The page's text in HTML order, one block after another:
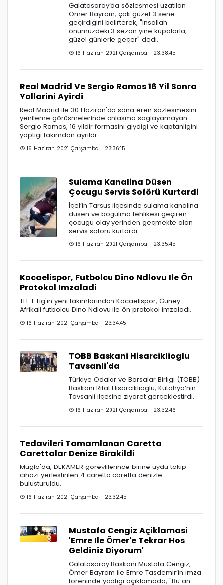
Galatasaray’da sözlesmesi uzatilan
Ömer Bayram, çok güzel 3 sene
geçirdigini belirterek, "Insallah
önümüzdeki 3 sezon yine kupalarla,
güzel günlerle geçer" dedi.
16 Haziran 2021 Çarşamba 23:38:45
Real Madrid Ve Sergio Ramos 16 Yil Sonra
Yollarini Ayirdi
Real Madrid ile 30 Haziran'da sona eren sözlesmesini
yenileme görüsmelerinde anlasma saglayamayan
Sergio Ramos, 16 yildir formasini giydigi ve kaptanligini
yaptigi takimdan ayrildi.
16 Haziran 2021 Çarşamba 23:36:15
Sulama Kanalina Düsen
Çocugu Servis Soförü Kurtardi
İçel’in Tarsus ilçesinde sulama kanalina
düsen ve bogulma tehlikesi geçiren
çocugu olay yerinden geçmekte olan
servis soförü kurtardi.
16 Haziran 2021 Çarşamba 23:35:45
Kocaelispor, Futbolcu Dino Ndlovu Ile Ön
Protokol Imzaladi
TFF 1. Lig'in yeni takimlarindan Kocaelispor, Güney
Afrikali futbolcu Dino Ndlovu ile ön protokol imzaladi.
16 Haziran 2021 Çarşamba 23:34:45
TOBB Baskani Hisarciklioglu
Tavsanli'da
Türkiye Odalar ve Borsalar Birligi (TOBB)
Baskani Rifat Hisarciklioglu, Kütahya’nin
Tavsanli ilçesine ziyaret gerçeklestirdi.
16 Haziran 2021 Çarşamba 23:32:46
Tedavileri Tamamlanan Caretta
Carettalar Denize Birakildi
Mugla'da, DEKAMER görevlilerince birine uydu takip
cihazi yerlestirilen 4 caretta caretta denizle
bulusturuldu.
16 Haziran 2021 Çarşamba 23:32:45
Mustafa Cengiz Açiklamasi
'Emre Ile Ömer'e Tekrar Hos
Geldiniz Diyorum'
Galatasaray Baskani Mustafa Cengiz,
Ömer Bayram ile Emre Tasdemir’in imza
töreninde yaptigi açiklamada, "Bu an